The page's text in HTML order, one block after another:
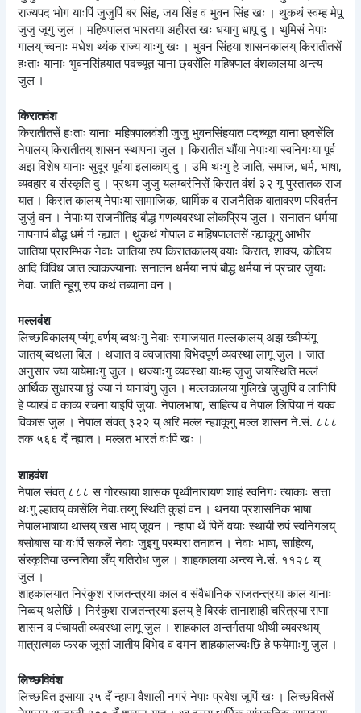
राज्यपद भोग याःपिं जुजुपिं बर सिंह, जय सिंह व भुवन सिंह खः । थुकथं स्वम्ह मेपू
जुजु जूगु जुल । महिषपालत भारतया अहीरत खः धयागु धापू दु । थुमिसं नेपाः
गालय् च्वनाः मधेश थ्यंक राज्य याःगु खः । भुवन सिंहया शासनकालय् किरातीतसें
हःताः यानाः भुवनसिंहयात पदच्यूत याना छ्वसेंलि महिषपाल वंशकालया अन्त्य
जुल ।
किरातवंश
किरातीतसें हःताः यानाः महिषपालवंशी जुजु भुवनसिंहयात पदच्यूत याना छ्वसेंलि
नेपालय् किरातीतय् शासन स्थापना जुल । किरातीत थौंया नेपाःया स्वनिगःया पूर्व
अझ विशेष यानाः सुदूर पूर्वया इलाकाय् दु । उमि थःगु हे जाति, समाज, धर्म, भाषा,
व्यवहार व संस्कृति दु । प्रथम जुजु यलम्बरंनिसें किरात वंशं ३२ गू पुस्तातक राज
यात । किरात कालय् नेपाःया सामाजिक, धार्मिक व राजनैतिक वातावरण परिवर्तन
जुजुं वन । नेपाःया राजनीतिइ बौद्ध गणव्यवस्था लोकप्रिय जुल । सनातन धर्मया
नापनापं बौद्ध धर्म नं न्ह्यात । थुकथं गोपाल व महिषपालतसें न्ह्याकूगु आभीर
जातिया प्रारम्भिक नेवाः जातिया रुप किरातकालय् वयाः किरात, शाक्य, कोलिय
आदि विविध जात ल्वाकज्यानाः सनातन धर्मया नापं बौद्ध धर्मया नं प्रचार जुयाः
नेवाः जाति न्हूगु रुप कथं तब्याना वन ।
मल्लवंश
लिच्छविकालय् प्यंगू वर्णय् ब्वथःगु नेवाः समाजयात मल्लकालय् अझ ख्वीप्यंगू
जातय् ब्वथला बिल । थजात व क्वजातया विभेदपूर्ण व्यवस्था लागू जुल । जात
अनुसार ज्या यायेमाःगु जुल । थज्याःगु व्यवस्था याःम्ह जुजु जयस्थिति मल्लं
आर्थिक सुधारया छुं ज्या नं यानावंगु जुल । मल्लकालया गुलिखे जुजुपिं व लानिपिं
हे प्याखं व काव्य रचना याइपिं जुयाः नेपालभाषा, साहित्य व नेपाल लिपिया नं यक्व
विकास जुल । नेपाल संवत् ३२२ य् अरि मल्लं न्ह्याकूगु मल्ल शासन ने.सं. ८८८
तक ५६६ दँ न्ह्यात । मल्लत भारतं वःपिं खः ।
शाहवंश
नेपाल संवत् ८८८ स गोरखाया शासक पृथ्वीनारायण शाहं स्वनिगः त्याकाः सत्ता
थःगु ल्हातय् कासेंलि नेवाःतय्गु स्थिति कुहां वन । थनया प्रशासनिक भाषा
नेपालभाषाया थासय् खस भाय् जूवन । न्हापा थें पिनें वयाः स्थायी रुपं स्वनिगलय्
बसोबास याःवःपिं सकलें नेवाः जुइगु परम्परा तनावन । नेवाः भाषा, साहित्य,
संस्कृतिया उन्नतिया लँय् गतिरोध जुल । शाहकालया अन्त्य ने.सं. ११२८ य्
जुल ।
शाहकालयात निरंकुश राजतन्त्रया काल व संवैधानिक राजतन्त्रया काल यानाः
निब्वय् थलेछिं । निरंकुश राजतन्त्रया इलय् हे बिस्कं तानाशाही चरित्रया राणा
शासन व पंचायती व्यवस्था लागू जुल । शाहकाल अन्तर्गतया थीथी व्यवस्थाय्
मात्रात्मक फरक जूसां जातीय विभेद व दमन शाहकालज्वःछि हे फयेमाःगु जुल ।
लिच्छविवंश
लिच्छवित इसाया २५ दँ न्हापा वैशाली नगरं नेपाः प्रवेश जूपिं खः । लिच्छवितसें